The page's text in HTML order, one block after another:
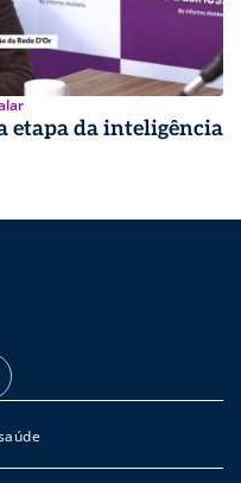
etapa da inteligência